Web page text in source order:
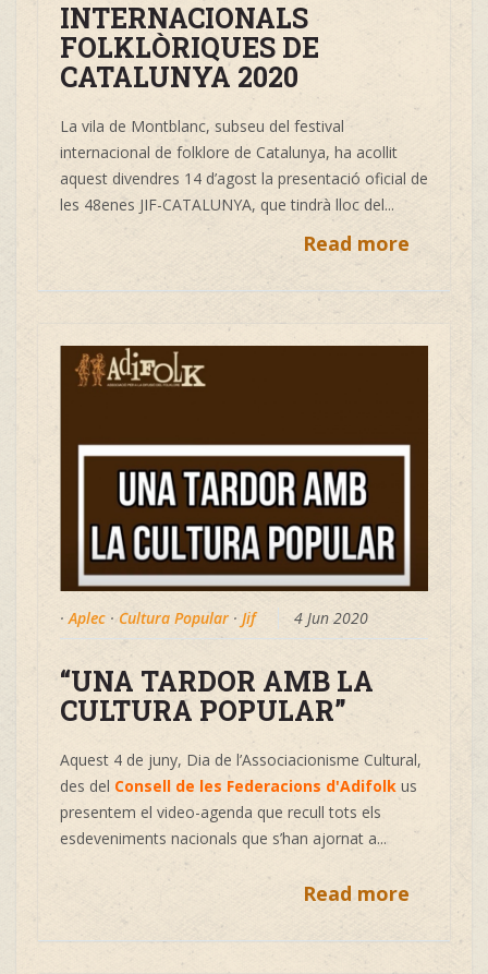
INTERNACIONALS
FOLKLÒRIQUES DE
CATALUNYA 2020
La vila de Montblanc, subseu del festival
internacional de folklore de Catalunya, ha acollit
aquest divendres 14 d’agost la presentació oficial de
les 48enes JIF-CATALUNYA, que tindrà lloc del...
Read more
·Aplec · Cultura Popular · Jif 4 Jun 2020
“UNA TARDOR AMB LA
CULTURA POPULAR”
Aquest 4 de juny, Dia de l’Associacionisme Cultural,
des del Consell de les Federacions d'Adifolk us
presentem el video-agenda que recull tots els
esdeveniments nacionals que s’han ajornat a...
Read more